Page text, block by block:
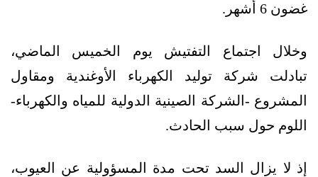
غضون 6 أشهر.
وخلال اجتماع التفتيش يوم الخميس الماضي،
تبادلت شركة توليد الكهرباء الأوغندية ومقاول
المشروع -الشركة الصينية الدولية للمياه والكهرباء-
اللوم حول سبب الحادث.
إذ لا يزال السد تحت مدة المسؤولية عن العيوب،